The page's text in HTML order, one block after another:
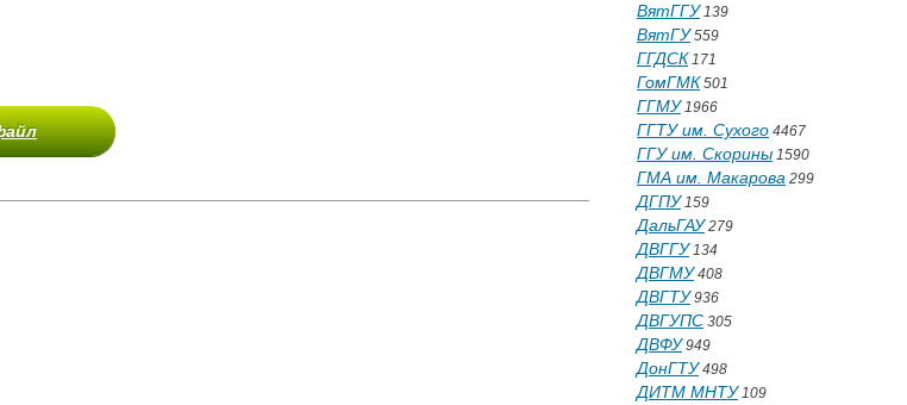
ВятГГУ139
ВятГУ559
ГГДСК 171
ГомГМК 501
ГГМУ1966
ГГТУ им. Сухого 4467
ГГУ им. Скорины 1590
ГМА им. Макарова 299
ДГПУ159
ДальГАУ279
ДВГГУ134
ДВГМУ408
ДВГТУ936
ДВГУПС 305
ДВФУ949
ДонГТУ498
ДИТМ МНТУ109